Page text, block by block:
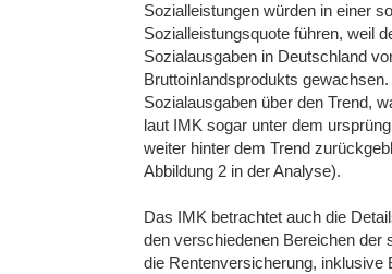
Sozialleistungen würden in einer
Sozialleistungsquote führen, weil
Sozialausgaben in Deutschland
Bruttoinlandsprodukts
Sozialausgaben über den Trend,
laut IMK sogar unter dem
weiter hinter dem Trend
Abbildung 2 in der Analyse).
Das IMK betrachtet auch die
den verschiedenen Bereichen der
die Rentenversicherung,